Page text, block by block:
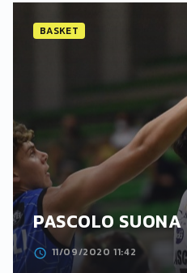
BASKET
PASCOLO
11/09/2020 11:42